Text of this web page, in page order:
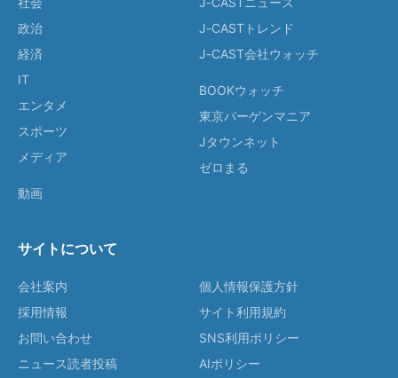
政治
経済
IT
エンタメ
スポーツ
メディア
動画
J-CASTトレンド
J-CAST会社ウォッチ
BOOKウォッチ
東京バーゲンマニア
Jタウンネット
ゼロまる
サイトについて
会社案内
採用情報
お問い合わせ
ニュース読者投稿
個人情報保護方針
サイト利用規約
SNS利用ポリシー
AIポリシー